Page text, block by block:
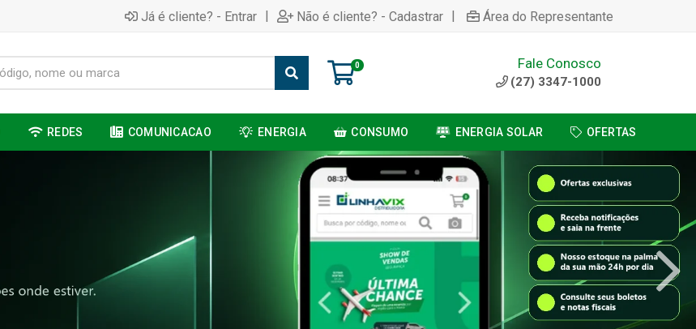
Já é cliente? - Entrar | Não é cliente? - Cadastrar | Área do Representante
0 Fale Conosco
(27) 3347-1000
REDES COMUNICACAO ENERGIA CONSUMO ENERGIA SOLAR OFERTAS